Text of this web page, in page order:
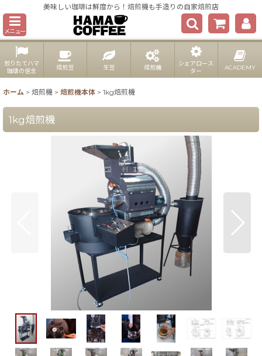
美味しい珈琲は鮮度から！焙煎機も手造りの自家焙煎店
メニュー
煎りたてハマ
珈琲の信念
焙煎豆 生豆 焙煎機
シェアロース
ター
ACADEMY
ホーム > 焙煎機 > 焙煎機本体 > 1kg焙煎機
1kg焙煎機